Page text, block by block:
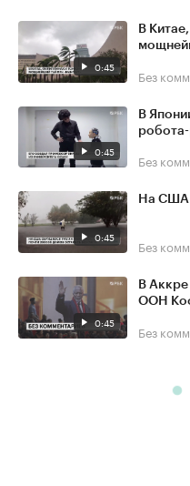
0:45
В
Без
0:45
В
Без
0:45
На США
Без
0:45
В
ООН
Без